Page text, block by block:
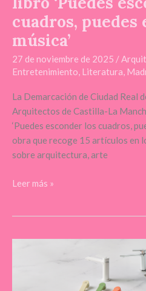
cuadros,
música’
27 de noviembre de 2025 /
Entretenimiento, Literatura,
La Demarcación de Ciudad Real
Arquitectos de Castilla-La
‘Puedes esconder los cuadros,
obra que recoge 15 artículos en
sobre arquitectura, arte
música’
Leer más »